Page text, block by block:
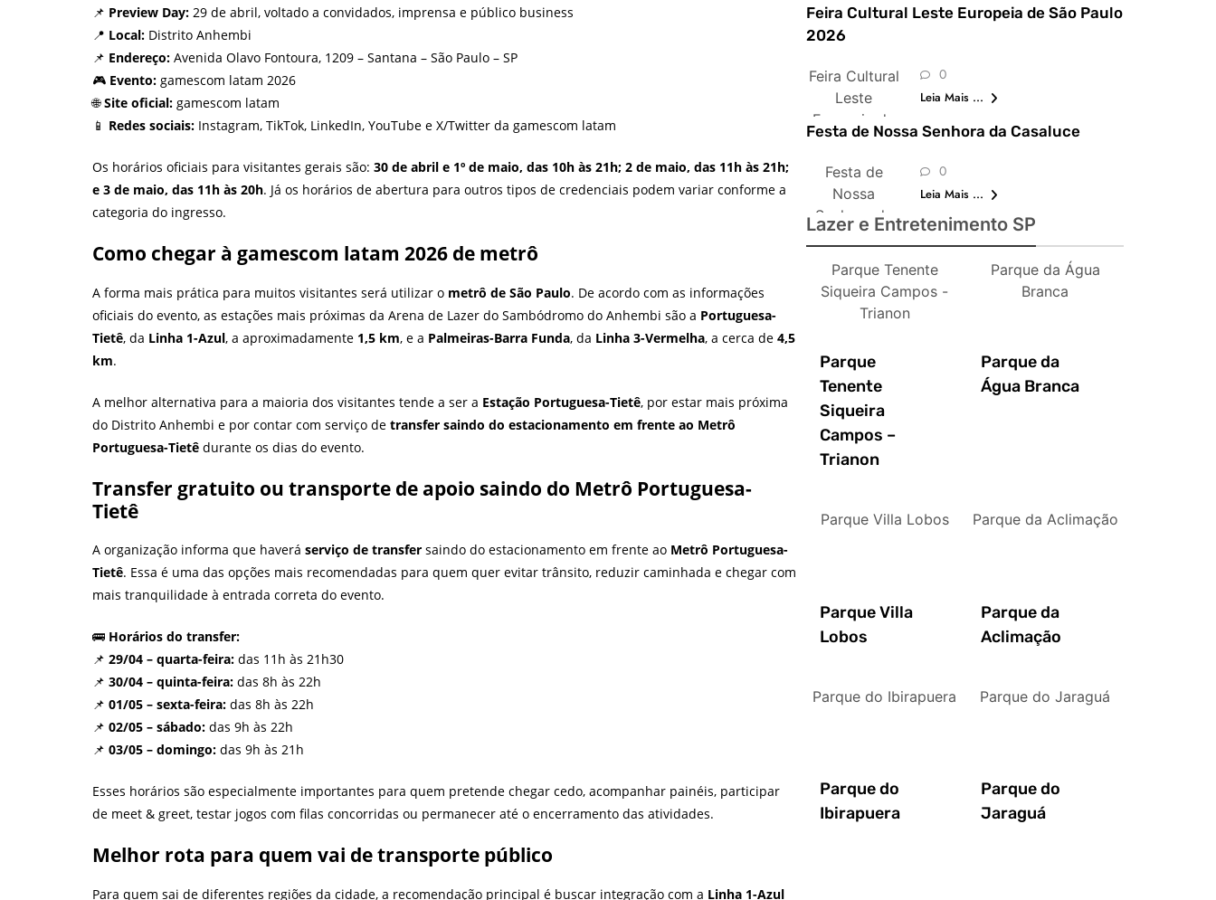
📌 Preview Day: 29 de abril, voltado a convidados, imprensa e público business
📍 Local: Distrito Anhembi
📌 Endereço: Avenida Olavo Fontoura, 1209 – Santana – São Paulo – SP
🎮 Evento: gamescom latam 2026
🌐Site oficial: gamescom latam
📱 Redes sociais: Instagram, TikTok, LinkedIn, YouTube e X/Twitter da gamescom latam
Os horários oficiais para visitantes gerais são: 30 de abril e 1º de maio, das 10h às 21h; 2 de maio, das 11h às 21h;
e 3 de maio, das 11h às 20h. Já os horários de abertura para outros tipos de credenciais podem variar conforme a
categoria do ingresso.
Como chegar à gamescom latam 2026 de metrô
A forma mais prática para muitos visitantes será utilizar o metrô de São Paulo. De acordo com as informações
oficiais do evento, as estações mais próximas da Arena de Lazer do Sambódromo do Anhembi são a Portuguesa-
Tietê, da Linha 1-Azul, a aproximadamente 1,5 km, e a Palmeiras-Barra Funda, da Linha 3-Vermelha, a cerca de 4,5
km.
A melhor alternativa para a maioria dos visitantes tende a ser a Estação Portuguesa-Tietê, por estar mais próxima
do Distrito Anhembi e por contar com serviço de transfer saindo do estacionamento em frente ao Metrô
Portuguesa-Tietê durante os dias do evento.
Transfer gratuito ou transporte de apoio saindo do Metrô Portuguesa-
Tietê
A organização informa que haverá serviço de transfer saindo do estacionamento em frente ao Metrô Portuguesa-
Tietê. Essa é uma das opções mais recomendadas para quem quer evitar trânsito, reduzir caminhada e chegar com
mais tranquilidade à entrada correta do evento.
🚌 Horários do transfer:
📌 29/04 – quarta-feira: das 11h às 21h30
📌 30/04 – quinta-feira: das 8h às 22h
📌 01/05 – sexta-feira: das 8h às 22h
📌 02/05 – sábado: das 9h às 22h
📌 03/05 – domingo: das 9h às 21h
Esses horários são especialmente importantes para quem pretende chegar cedo, acompanhar painéis, participar
de meet & greet, testar jogos com filas concorridas ou permanecer até o encerramento das atividades.
Melhor rota para quem vai de transporte público
Para quem sai de diferentes regiões da cidade, a recomendação principal é buscar integração com a Linha 1-Azul
Feira Cultural Leste Europeia de São Paulo
2026
Feira Cultural
Leste
Europeia de
São Paulo
0
Leia Mais ...
Festa de Nossa Senhora da Casaluce
Festa de
Nossa
Senhora da
Casaluce
0
Leia Mais ...
Lazer e Entretenimento SP
Parque Tenente
Siqueira Campos -
Trianon
Parque
Tenente
Siqueira
Campos –
Trianon
Parque da Água
Branca
Parque da
Água Branca
Parque Villa Lobos
Parque Villa
Lobos
Parque da Aclimação
Parque da
Aclimação
Parque do Ibirapuera
Parque do
Ibirapuera
Parque do Jaraguá
Parque do
Jaraguá